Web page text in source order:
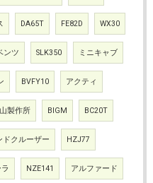
DA65T FE82D WX30
ンツ SLK350 ミニキャブ
BVFY10 アクティ
製作所 BIGM BC20T
クルーザー HZJ77
NZE141 アルファード